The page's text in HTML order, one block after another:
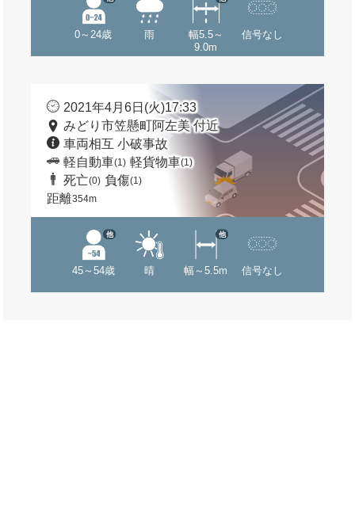
0～24歳 雨
幅5.5～
9.0m
信号なし
2021年4月6日(火)17:33
みどり市笠懸町阿左美 付近
車両相互 小破事故
軽自動車(1) 軽貨物車(1)
死亡(0) 負傷(1)
距離354m
45～54歳
他
晴 幅～5.5m
他
信号なし